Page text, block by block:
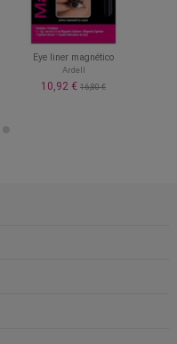
Eye liner magnético
Ardell
10,92 € 16,80 €